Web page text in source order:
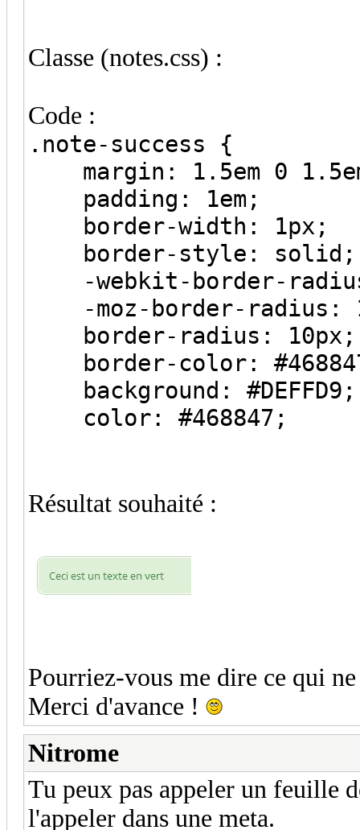
Classe (notes.css) :
Code :
.note-success {
margin: 1.5em 0
padding: 1em;
border-width: 1px;
border-style: solid;
-webkit-border-
-moz-border-radius:
border-radius: 10px;
border-color:
background: #DEFFD9;
color: #468847;
Résultat souhaité :
Pourriez-vous me dire ce qui ne
Merci d'avance !
Nitrome
Tu peux pas appeler un feuille
l'appeler dans une meta.